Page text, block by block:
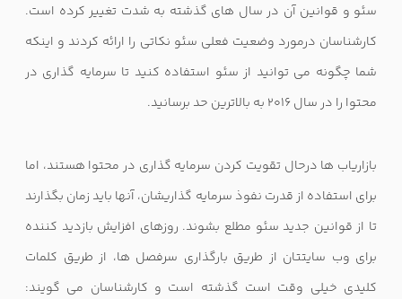
سئو و قوانین آن در سال های گذشته به شدت تغییر کرده است.
کارشناسان درمورد وضعیت فعلی سئو نکاتی را ارائه کردند و اینکه
شما چگونه می توانید از سئو استفاده کنید تا سرمایه گذاری در
محتوا را در سال 2016 به بالاترین حد برسانید.
بازاریاب ها درحال تقویت کردن سرمایه گذاری در محتوا هستند، اما
برای استفاده از قدرت نفوذ سرمایه گذاریشان، آنها باید زمان بگذارند
تا از قوانین جدید سئو مطلع بشوند. روزهای افزایش بازدید کننده
برای وب سایتتان از طریق بارگذاری سرفصل ها، از طریق کلمات
کلیدی خیلی وقت است گذشته است و کارشناسان می گویند: